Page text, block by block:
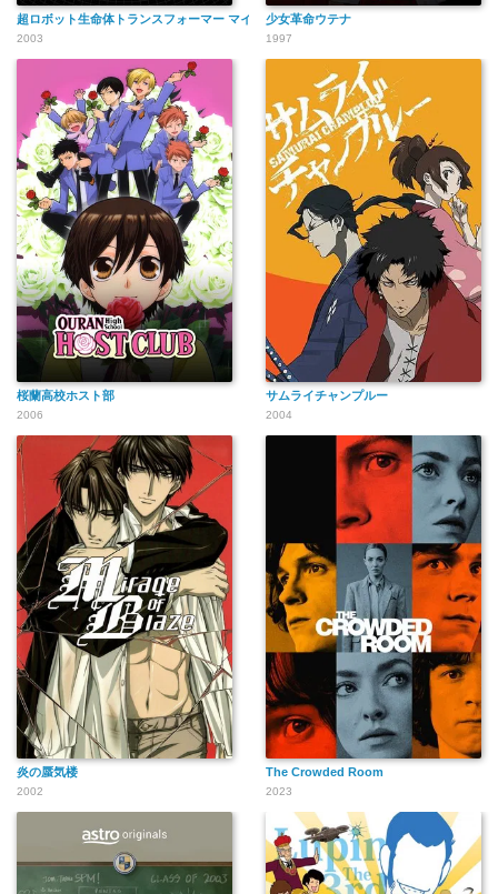
超ロボット生命体トランスフォーマー マイクロン伝説
2003
少女革命ウテナ
1997
桜蘭高校ホスト部
2006
サムライチャンプルー
2004
炎の蜃気楼
2002
The Crowded Room
2023